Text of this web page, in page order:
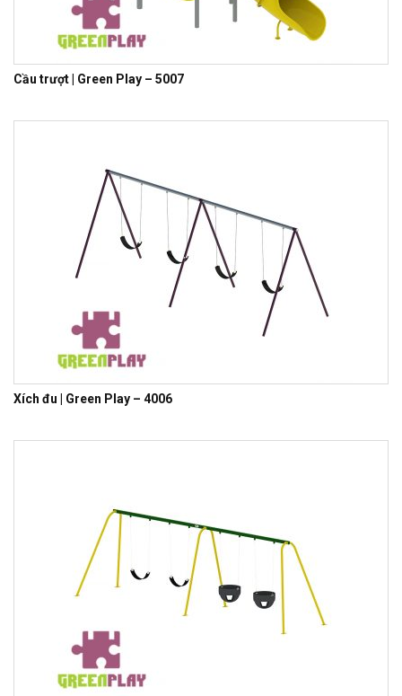
Cầu trượt | Green Play – 5007
Xích đu | Green Play – 4006